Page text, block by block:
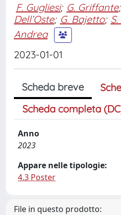
F. Gugliesi; G. Griffante;
Dell’Oste; G. Bajetto;
Andrea
2023-01-01
Scheda breve
Scheda completa
Anno
2023
Appare nelle tipologie:
4.3 Poster
File in questo prodotto: